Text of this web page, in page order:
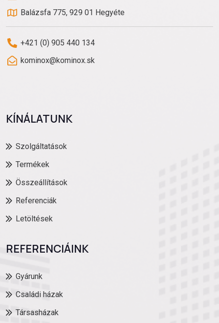
Balázsfa 775, 929 01 Hegyéte
+421 (0) 905 440 134
kominox@kominox.sk
KÍNÁLATUNK
Szolgáltatások
Termékek
Összeállítások
Referenciák
Letöltések
REFERENCIÁINK
Gyárunk
Családi házak
Társasházak